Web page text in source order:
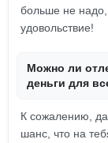
больше не надо,
удовольствие!
Можно ли
деньги для
К сожалению,
шанс, что на